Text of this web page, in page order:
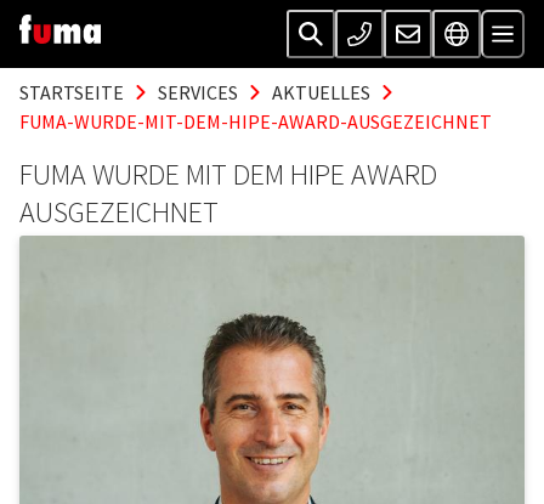
STARTSEITE SERVICES
AKTUELLES
FUMA-WURDE-MIT-DEM-HIPE-AWARD-AUSGEZEICHNET
FUMA WURDE MIT DEM HIPE AWARD
AUSGEZEICHNET